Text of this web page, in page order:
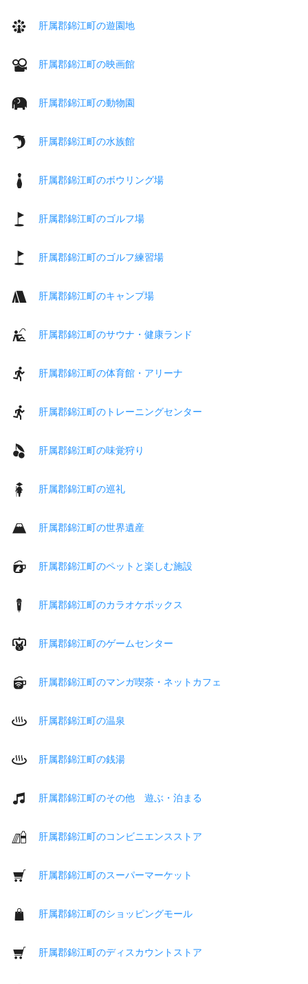
肝属郡錦江町の遊園地
肝属郡錦江町の映画館
肝属郡錦江町の動物園
肝属郡錦江町の水族館
肝属郡錦江町のボウリング場
肝属郡錦江町のゴルフ場
肝属郡錦江町のゴルフ練習場
肝属郡錦江町のキャンプ場
肝属郡錦江町のサウナ・健康ランド
肝属郡錦江町の体育館・アリーナ
肝属郡錦江町のトレーニングセンター
肝属郡錦江町の味覚狩り
肝属郡錦江町の巡礼
肝属郡錦江町の世界遺産
肝属郡錦江町のペットと楽しむ施設
肝属郡錦江町のカラオケボックス
肝属郡錦江町のゲームセンター
肝属郡錦江町のマンガ喫茶・ネットカフェ
肝属郡錦江町の温泉
肝属郡錦江町の銭湯
肝属郡錦江町のその他 遊ぶ・泊まる
肝属郡錦江町のコンビニエンスストア
肝属郡錦江町のスーパーマーケット
肝属郡錦江町のショッピングモール
肝属郡錦江町のディスカウントストア